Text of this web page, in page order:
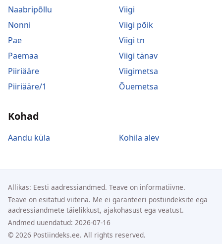
Naabripõllu
Nonni
Pae
Paemaa
Piiriääre
Piiriääre/1
Viigi
Viigi põik
Viigi tn
Viigi tänav
Viigimetsa
Õuemetsa
Kohad
Aandu küla Kohila alev
Allikas: Eesti aadressiandmed. Teave on informatiivne.
Teave on esitatud viitena. Me ei garanteeri postiindeksite ega
aadressiandmete täielikkust, ajakohasust ega veatust.
Andmed uuendatud: 2026-07-16
© 2026 Postiindeks.ee. All rights reserved.